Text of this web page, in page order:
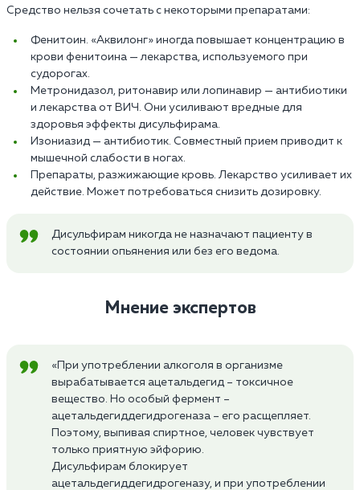
Средство нельзя сочетать с некоторыми препаратами:
Фенитоин. «Аквилонг» иногда повышает концентрацию в
крови фенитоина — лекарства, используемого при
судорогах.
Метронидазол, ритонавир или лопинавир — антибиотики
и лекарства от ВИЧ. Они усиливают вредные для
здоровья эффекты дисульфирама.
Изониазид — антибиотик. Совместный прием приводит к
мышечной слабости в ногах.
Препараты, разжижающие кровь. Лекарство усиливает их
действие. Может потребоваться снизить дозировку.
Дисульфирам никогда не назначают пациенту в
состоянии опьянения или без его ведома.
Мнение экспертов
«При употреблении алкоголя в организме
вырабатывается ацетальдегид – токсичное
вещество. Но особый фермент –
ацетальдегиддегидрогеназа – его расщепляет.
Поэтому, выпивая спиртное, человек чувствует
только приятную эйфорию.
Дисульфирам блокирует
ацетальдегиддегидрогеназу, и при употреблении